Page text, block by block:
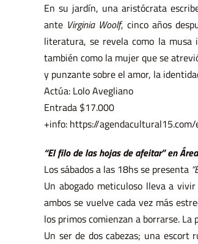
En su jardín, una aristócrata
ante Virginia Woolf, cinco años
literatura, se revela como la musa
también como la mujer que se
y punzante sobre el amor, la
Actúa: Lolo Avegliano
Entrada $17.000
+info: https://
“El filo de las hojas de afeitar” en
Los sábados a las 18hs se presenta
Un abogado meticuloso lleva a
ambos se vuelve cada vez más
los primos comienzan a borrarse.
Un ser de dos cabezas; una